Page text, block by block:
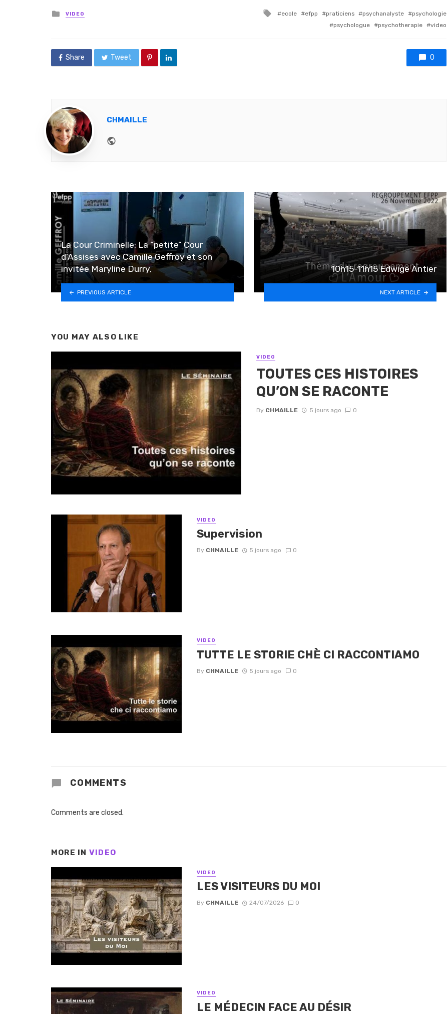
Posted in
VIDEO Tagged with
ecole efpp praticiens psychanalyste
psychologie
psychologue
psychotherapie video
Share Tweet 0
CHMAILLE
La Cour Criminelle: La “petite” Cour
d’Assises avec Camille Geffroy et son
invitée Maryline Durry,
PREVIOUS ARTICLE
10h15-11h15 Edwige Antier
NEXT ARTICLE
YOU MAY ALSO LIKE
VIDEO
TOUTES CES HISTOIRES
QU’ON SE RACONTE
By CHMAILLE 5 jours ago 0
VIDEO
Supervision
By CHMAILLE 5 jours ago 0
VIDEO
TUTTE LE STORIE CHÈ CI RACCONTIAMO
By CHMAILLE 5 jours ago 0
COMMENTS
Comments are closed.
MORE IN VIDEO
VIDEO
LES VISITEURS DU MOI
By CHMAILLE 24/07/2026 0
VIDEO
LE MÉDECIN FACE AU DÉSIR